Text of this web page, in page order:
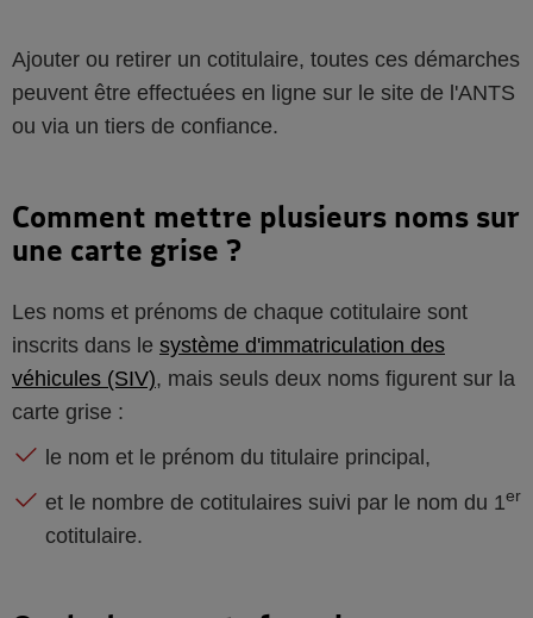
Ajouter ou retirer un cotitulaire, toutes ces démarches
peuvent être effectuées en ligne sur le site de l'ANTS
ou via un tiers de confiance.
Comment mettre plusieurs noms sur
une carte grise ?
Les noms et prénoms de chaque cotitulaire sont
inscrits dans le système d'immatriculation des
véhicules (SIV), mais seuls deux noms figurent sur la
carte grise :
le nom et le prénom du titulaire principal,
et le nombre de cotitulaires suivi par le nom du 1er
cotitulaire.